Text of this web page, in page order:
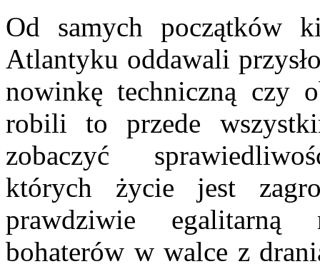
Od samych początków
Atlantyku oddawali
nowinkę techniczną czy
robili to przede
zobaczyć
których życie jest
prawdziwie egalitarną
bohaterów w walce z